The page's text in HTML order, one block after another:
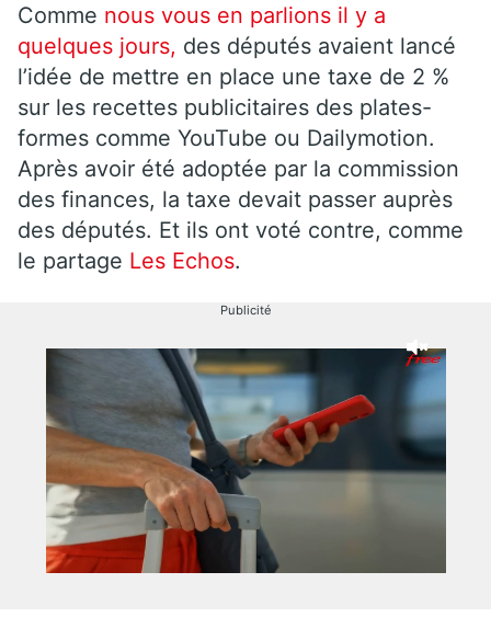
Comme nous vous en parlions il y a
quelques jours, des députés avaient lancé
l’idée de mettre en place une taxe de 2 %
sur les recettes publicitaires des plates-
formes comme YouTube ou Dailymotion.
Après avoir été adoptée par la commission
des finances, la taxe devait passer auprès
des députés. Et ils ont voté contre, comme
le partage Les Echos.
Publicité